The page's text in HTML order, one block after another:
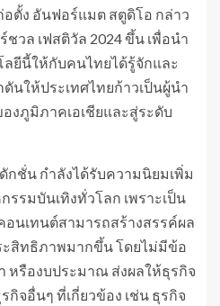
ตั้ง อันฟอร์แมต สตูดิโอ กล่าว
ชวล เฟสติวัล 2024 ขึ้น เพื่อนำ
ยีนี้ให้กับคนไทยได้รู้จักและ
นให้ประเทศไทยก้าวเป็นผู้นำ
งภูมิภาคเอเชียและสู่ระดับ
กชั่น กำลังได้รับความนิยมเพิ่ม
รรมบันเทิงทั่วโลก เพราะเป็น
นเทนต์สามารถสร้างสรรค์ผล
ะสิทธิภาพมากขึ้น โดยไม่มีข้อ
หรืองบประมาณ ส่งผลให้ธุรกิจ
กิจอื่นๆ ที่เกี่ยวข้อง เช่น ธุรกิจ